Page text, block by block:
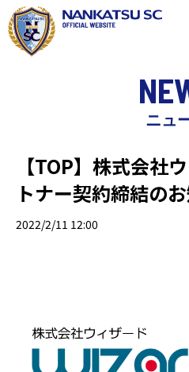
ニュ
【TOP】株式会社
トナー契約締結の
2022/2/11 12:00